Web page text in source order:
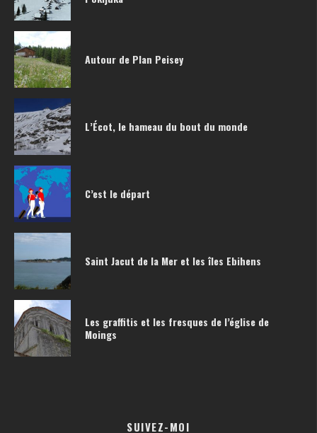
Autour de Plan Peisey
L’Écot, le hameau du bout du monde
C’est le départ
Saint Jacut de la Mer et les îles Ebihens
Les graffitis et les fresques de l’église de
Moings
SUIVEZ-MOI